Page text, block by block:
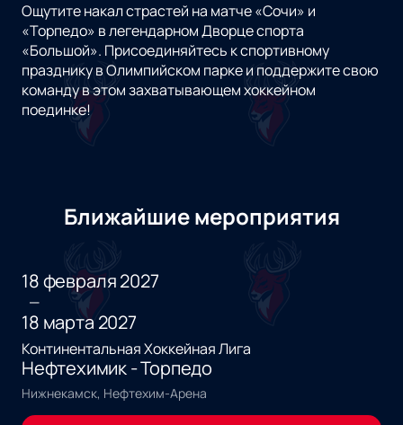
Ощутите накал страстей на матче «Сочи» и
«Торпедо» в легендарном Дворце спорта
«Большой». Присоединяйтесь к спортивному
празднику в Олимпийском парке и поддержите свою
команду в этом захватывающем хоккейном
поединке!
Ближайшие мероприятия
18 февраля 2027
—
18 марта 2027
Континентальная Хоккейная Лига
Нефтехимик - Торпедо
Нижнекамск, Нефтехим-Арена